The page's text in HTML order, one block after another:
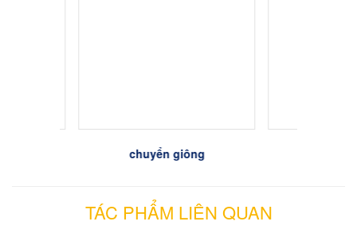
chuyển giông
TÁC PHẨM LIÊN QUAN